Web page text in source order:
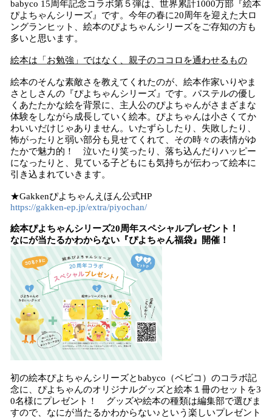
babyco 15周年記念コラボ第５弾は、世界累計1000万部『絵本
ぴよちゃんシリーズ』です。今年の春に20周年を迎えた大ロ
ングランヒット、絵本のぴよちゃんシリーズをご存知の方も
多いと思います。
絵本は「お勉強」ではなく、親子のココロを通わせるもの
絵本のそんな素敵さを教えてくれたのが、絵本作家いりやま
さとしさんの『ぴよちゃんシリーズ』です。パステルの優し
くあたたかな絵を背景に、主人公のぴよちゃんがさまざまな
体験をしながら成長していく絵本。ぴよちゃんは小さくてか
わいいだけじゃありません。いたずらしたり、失敗したり、
怖がったりと弱い部分も見せてくれて、その時々の表情がゆ
たかで魅力的！ 泣いたり笑ったり、落ち込んだりハッピー
になったりと、見ている子どもにも気持ちが伝わって絵本に
引き込まれていきます。
★Gakkenぴよちゃんえほん公式HP
https://gakken-ep.jp/extra/piyochan/
絵本ぴよちゃんシリーズ20周年スペシャルプレゼント！
なにが当たるかわからない『ぴよちゃん福袋』開催！
初の絵本ぴよちゃんシリーズとbabyco（ベビコ）のコラボ記
念に、ぴよちゃんのオリジナルグッズと絵本１冊のセットを3
0名様にプレゼント！ グッズや絵本の種類は編集部で選びま
すので、なにが当たるかわからない♪という楽しいプレゼント